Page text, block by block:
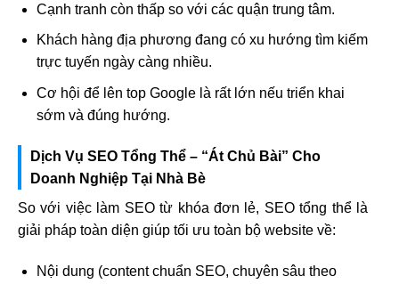
Cạnh tranh còn thấp so với các quận trung tâm.
Khách hàng địa phương đang có xu hướng tìm kiếm
trực tuyến ngày càng nhiều.
Cơ hội để lên top Google là rất lớn nếu triển khai
sớm và đúng hướng.
Dịch Vụ SEO Tổng Thể – “Át Chủ Bài” Cho
Doanh Nghiệp Tại Nhà Bè
So với việc làm SEO từ khóa đơn lẻ, SEO tổng thể là
giải pháp toàn diện giúp tối ưu toàn bộ website về:
Nội dung (content chuẩn SEO, chuyên sâu theo